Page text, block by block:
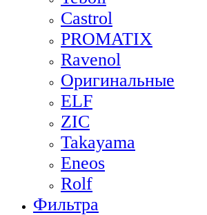
Castrol
PROMATIX
Ravenol
Оригинальные
ELF
ZIC
Takayama
Eneos
Rolf
Фильтра